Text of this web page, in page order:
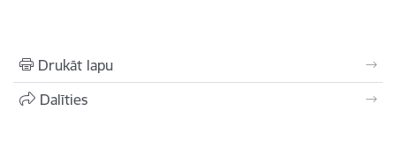
Drukāt lapu
Dalīties